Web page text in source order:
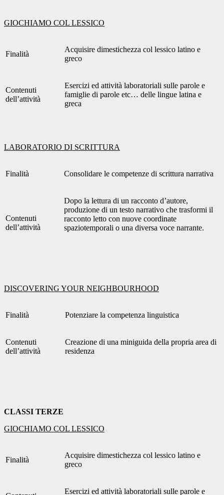
GIOCHIAMO COL LESSICO
Finalità
Acquisire dimestichezza col lessico latino e
greco
Contenuti
dell’attività
Esercizi ed attività laboratoriali sulle parole e
famiglie di parole etc… delle lingue latina e
greca
LABORATORIO DI SCRITTURA
Finalità Consolidare le competenze di scrittura narrativa
Contenuti
dell’attività
Dopo la lettura di un racconto d’autore,
produzione di un testo narrativo che trasformi il
racconto letto con nuove coordinate
spaziotemporali o una diversa voce narrante.
DISCOVERING YOUR NEIGHBOURHOOD
Finalità Potenziare la competenza linguistica
Contenuti
dell’attività
Creazione di una miniguida della propria area di
residenza
CLASSI TERZE
GIOCHIAMO COL LESSICO
Finalità
Acquisire dimestichezza col lessico latino e
greco
Esercizi ed attività laboratoriali sulle parole e